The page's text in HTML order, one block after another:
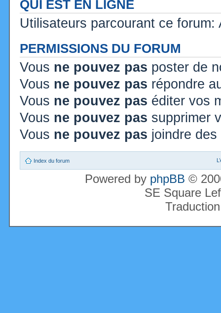
QUI EST EN LIGNE
Utilisateurs parcourant ce
PERMISSIONS DU FORUM
Vous ne pouvez pas poster de
Vous ne pouvez pas répondre
Vous ne pouvez pas éditer vos
Vous ne pouvez pas supprimer
Vous ne pouvez pas joindre
Index du forum
Powered by phpBB ©
SE Square